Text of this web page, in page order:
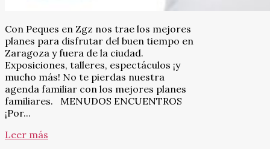
Con Peques en Zgz nos trae los mejores
planes para disfrutar del buen tiempo en
Zaragoza y fuera de la ciudad.
Exposiciones, talleres, espectáculos ¡y
mucho más! No te pierdas nuestra
agenda familiar con los mejores planes
familiares. MENUDOS ENCUENTROS
¡Por...
Leer más